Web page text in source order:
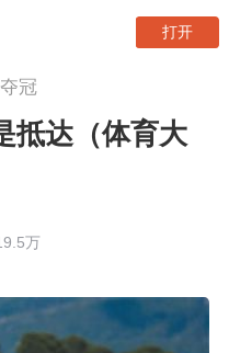
打开
冠
抵达（体育大
万